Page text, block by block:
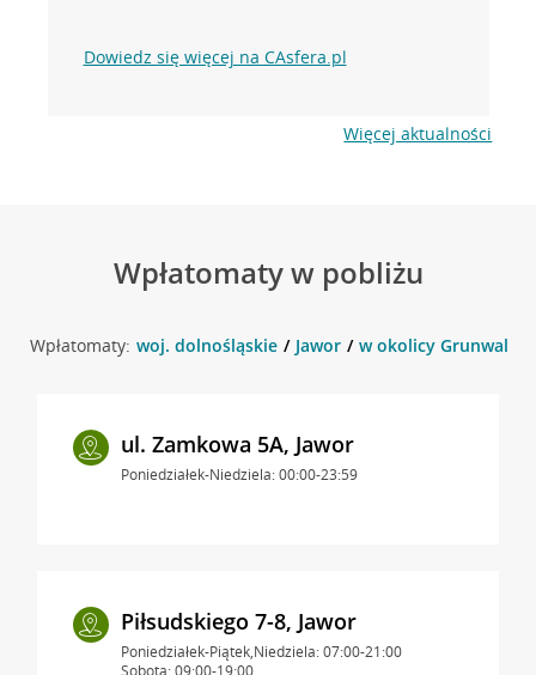
Dowiedz się więcej na CAsfera.pl
Więcej aktualności
Wpłatomaty w pobliżu
Wpłatomaty: woj. dolnośląskie Jawor w okolicy
ul. Zamkowa 5A, Jawor
Poniedziałek-Niedziela: 00:00-23:59
Piłsudskiego 7-8, Jawor
Poniedziałek-Piątek,Niedziela: 07:00-21:00
Sobota: 09:00-19:00